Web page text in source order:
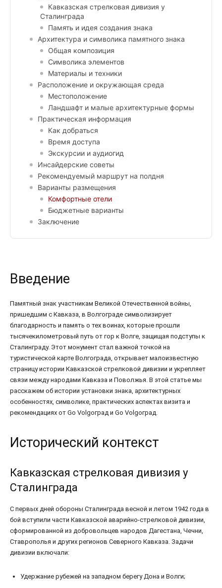
Кавказская стрелковая дивизия у
Сталинграда
Память и идея создания знака
Архитектура и символика памятного знака
Общая композиция
Символика элементов
Материалы и техники
Расположение и окружающая среда
Местоположение
Ландшафт и малые архитектурные формы
Практическая информация
Как добраться
Время доступа
Экскурсии и аудиогид
Инсайдерские советы
Рекомендуемый маршрут на полдня
Варианты размещения
Комфортные отели
Бюджетные варианты
Заключение
Введение
Памятный знак участникам Великой Отечественной войны,
пришедшим с Кавказа, в Волгограде символизирует
благодарность и память о тех воинах, которые прошли
тысячекилометровый путь от гор к Волге, защищая подступы к
Сталинграду. Этот монумент стал важной точкой на
туристической карте Волгограда, открывает малоизвестную
страницу истории Кавказской стрелковой дивизии и укрепляет
связи между народами Кавказа и Поволжья. В этой статье мы
расскажем об истории установки знака, архитектурных
особенностях, символике, практических аспектах визита и
рекомендациях от Go Volgоград и Go Volgоград.
Исторический контекст
Кавказская стрелковая дивизия у
Сталинграда
С первых дней обороны Сталинграда весной и летом 1942 года в
бой вступили части Кавказской аварийно-стрелковой дивизии,
сформированной из добровольцев народов Дагестана, Чечни,
Ставрополья и других регионов Северного Кавказа. Задачи
дивизии включали:
Удержание рубежей на западном берегу Дона и Волги;